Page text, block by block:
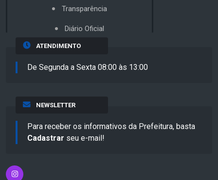
Transparência
Diário Oficial
ATENDIMENTO
De Segunda a Sexta 08:00 às 13:00
NEWSLETTER
Para receber os informativos da Prefeitura, basta
Cadastrar seu e-mail!